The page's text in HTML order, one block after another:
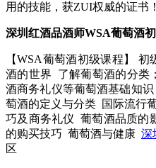
用的技能，获ZUI权威的证书！
深圳红酒品酒师WSA葡萄酒
【WSA葡萄酒初级课程】
酒的世界 了解葡萄酒的分类
酒商务礼仪等葡萄酒基础知
萄酒的定义与分类 国际流行
巧及商务礼仪 葡萄酒品质的
的购买技巧 葡萄酒与健康 深
区